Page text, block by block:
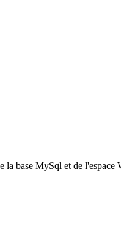
la base MySql et de l'espace